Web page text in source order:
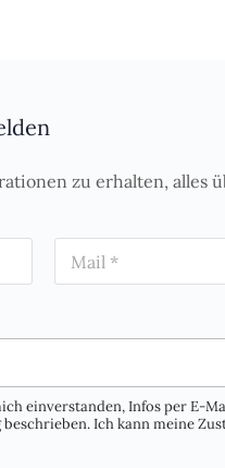
zu erhalten, alles
a
einverstanden, Infos per E-
Ich kann meine